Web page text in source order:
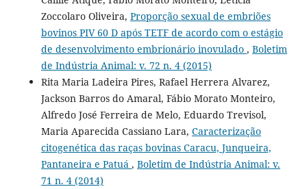
Zoccolaro Oliveira, Proporção sexual de embriões
bovinos PIV 60 D após TETF de acordo com o estágio
de desenvolvimento embrionário inovulado , Boletim
de Indústria Animal: v. 72 n. 4 (2015)
Rita Maria Ladeira Pires, Rafael Herrera Alvarez,
Jackson Barros do Amaral, Fábio Morato Monteiro,
Alfredo José Ferreira de Melo, Eduardo Trevisol,
Maria Aparecida Cassiano Lara, Caracterização
citogenética das raças bovinas Caracu, Junqueira,
Pantaneira e Patuá , Boletim de Indústria Animal: v.
71 n. 4 (2014)